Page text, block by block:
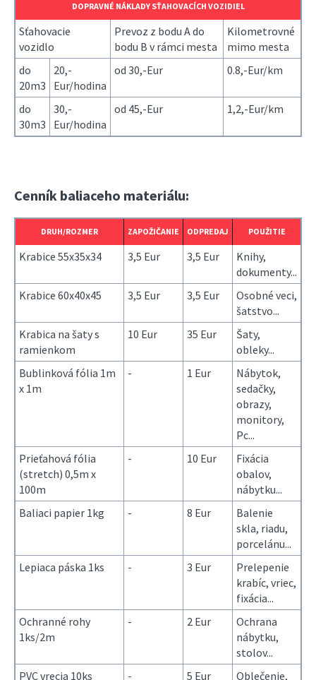
DOPRAVNÉ NÁKLADY SŤAHOVACÍCH VOZIDIEL
Sťahovacie
vozidlo
Prevoz z bodu A do
bodu B v rámci mesta
Kilometrovné
mimo mesta
do
20m3
20,-
Eur/hodina
od 30,-Eur 0.8,-Eur/km
do
30m3
30,-
Eur/hodina
od 45,-Eur 1,2,-Eur/km
Cenník baliaceho materiálu:
DRUH/ROZMER ZAPOŽIČANIE ODPREDAJ POUŽITIE
Krabice 55x35x34 3,5 Eur 3,5 Eur
Knihy,
dokumenty...
Krabice 60x40x45
3,5 Eur 3,5 Eur
Osobné veci,
šatstvo...
Krabica na šaty s
ramienkom
10 Eur 35 Eur
Šaty,
obleky...
Bublinková fólia 1m
x 1m
- 1 Eur
Nábytok,
sedačky,
obrazy,
monitory,
Pc...
Prieťahová fólia
(stretch) 0,5m x
100m
- 10 Eur
Fixácia
obalov,
nábytku...
Baliaci papier 1kg
- 8 Eur
Balenie
skla, riadu,
porcelánu...
Lepiaca páska 1ks
- 3 Eur
Prelepenie
krabíc, vriec,
fixácia...
Ochranné rohy
1ks/2m
- 2 Eur
Ochrana
nábytku,
stolov...
PVC vrecia 10ks
- 5 Eur Oblečenie,